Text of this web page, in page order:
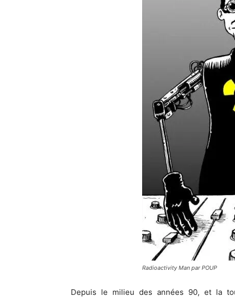
Radioactivity Man par POUP
Depuis le milieu des années 90, et la